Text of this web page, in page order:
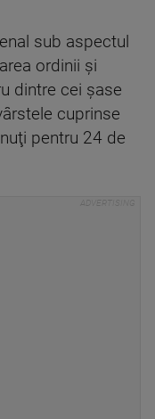
sub aspectul
ordinii şi
dintre cei şase
cuprinse
pentru 24 de